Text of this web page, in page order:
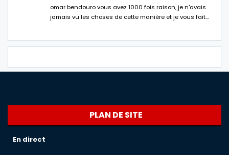
omar bendouro vous avez 1000 fois raison, je n'avais
jamais vu les choses de cette manière et je vous fait…
PLAN DE SITE
En direct